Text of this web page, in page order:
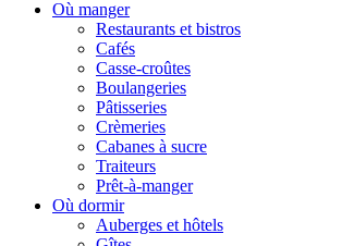
Où manger
Restaurants et bistros
Cafés
Casse-croûtes
Boulangeries
Pâtisseries
Crèmeries
Cabanes à sucre
Traiteurs
Prêt-à-manger
Où dormir
Auberges et hôtels